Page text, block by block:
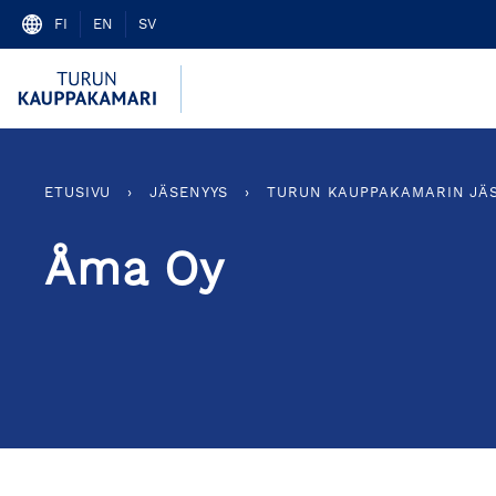
Skip
FI EN SV
ETUSIVU › JÄSENYYS › TURUN KAUPPAKAMARIN
Åma Oy